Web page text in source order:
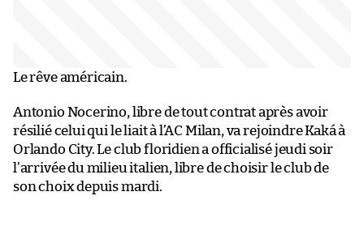
Le rêve américain.
Antonio Nocerino, libre de tout contrat après avoir
résilié celui qui le liait à l’AC Milan, va rejoindre Kaká à
Orlando City. Le club floridien a officialisé jeudi soir
l’arrivée du milieu italien, libre de choisir le club de
son choix depuis mardi.